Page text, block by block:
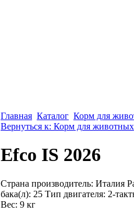
Главная Каталог Корм для
Вернуться к: Корм для животных
Efco IS 2026
Страна производитель: Италия
бака(л): 25 Тип двигателя: 2-
Вес: 9 кг